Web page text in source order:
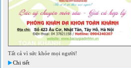
Tất cả vì sức khỏe mọi người!
Chi tiết